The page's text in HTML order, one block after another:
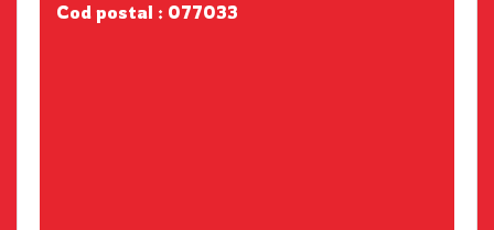
Cod postal : 077033